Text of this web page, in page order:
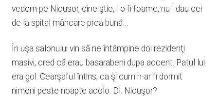
vedem pe Nicusor, cine ştie, i-o fi foame, nu-i dau cei
de la spital mâncare prea bună…
În uşa salonului vin să ne întâmpine doi rezidenţi
masivi, cred că erau basarabeni dupa accent. Patul lui
era gol. Cearşaful întins, ca şi cum n-ar fi dormit
nimeni peste noapte acolo. Dl. Nicuşor?